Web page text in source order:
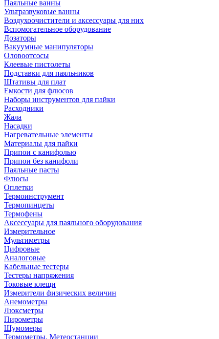
Паяльные ванны
Ультразвуковые ванны
Воздухоочистители и аксессуары для них
Вспомогательное оборудование
Дозаторы
Вакуумные манипуляторы
Оловоотсосы
Клеевые пистолеты
Подставки для паяльников
Штативы для плат
Емкости для флюсов
Наборы инструментов для пайки
Расходники
Жала
Насадки
Нагревательные элементы
Материалы для пайки
Припои с канифолью
Припои без канифоли
Паяльные пасты
Флюсы
Оплетки
Термоинструмент
Термопинцеты
Термофены
Аксессуары для паяльного оборудования
Измерительное
Мультиметры
Цифровые
Аналоговые
Кабельные тестеры
Тестеры напряжения
Токовые клещи
Измерители физических величин
Анемометры
Люксметры
Пирометры
Шумомеры
Термометры, Метеостанции